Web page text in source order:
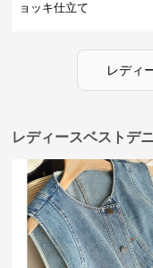
ョッキ仕立て
レディ
レディースベストデ